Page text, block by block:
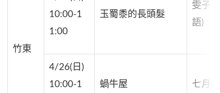
竹東
10:00-1
1:00
玉蜀黍的長頭髮
雯子+
語)
4/26(日)
10:00-1
蝸牛屋 七月(